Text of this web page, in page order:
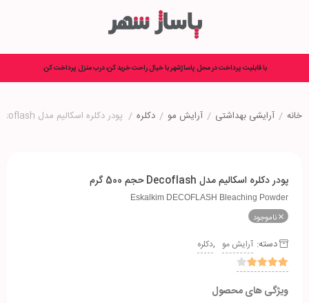
با قابلیت پرداخت در محل پاساژشهر با خیال راحت خرید کن، درب منزل پرداخت کن.
خانه / آرایشی بهداشتی / آرایش مو / دکلره / پودر دکلره اسکالیم مدل Decoflash حجم 500 گرم
پودر دکلره اسکالیم مدل Decoflash حجم 500 گرم
ناموجود
Eskalkim DECOFLASH Bleaching Powder
دسته: آرایش مو ,دکلره
ویژگی های محصول